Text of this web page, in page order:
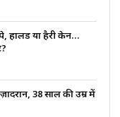
हालैंड या हैरी केन…
38 साल की उम्र में